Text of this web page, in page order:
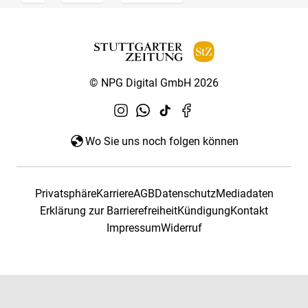
© NPG Digital GmbH 2026
Wo Sie uns noch folgen können
PrivatsphäreKarriereAGBDatenschutzMediadaten
Erklärung zur BarrierefreiheitKündigungKontakt
ImpressumWiderruf